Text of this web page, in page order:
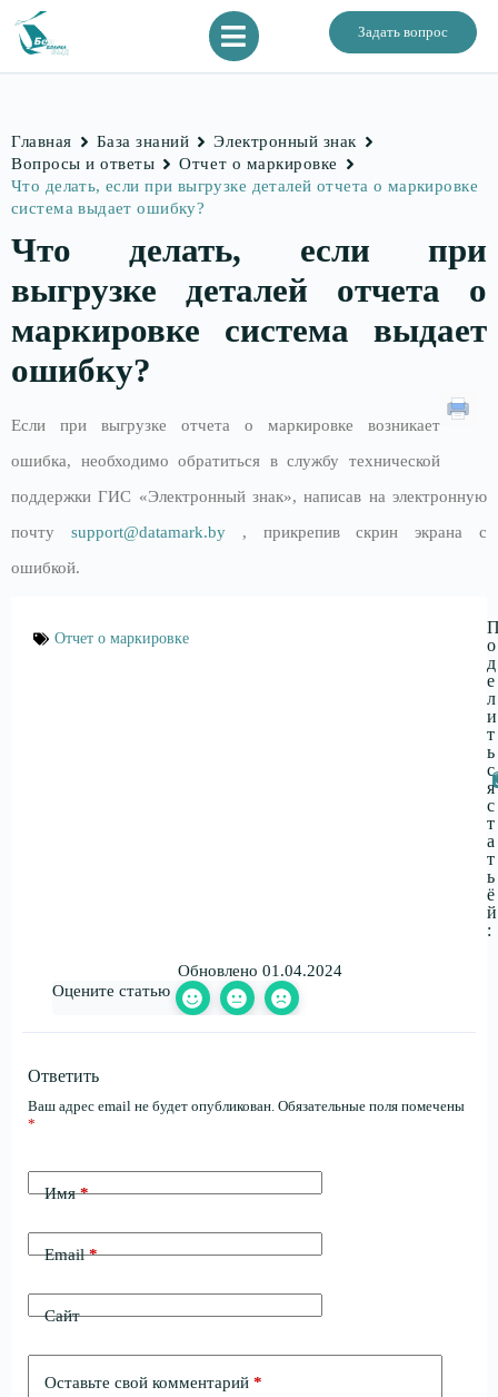
Задать вопрос
Главная База знаний
Электронный знак
Вопросы и ответы
Отчет о маркировке
Что делать, если при выгрузке деталей отчета о маркировке
система выдает ошибку?
Что делать, если при
выгрузке деталей отчета о
маркировке система выдает
ошибку?
Если при выгрузке отчета о маркировке возникает
ошибка, необходимо обратиться в службу технической
поддержки ГИС «Электронный знак», написав на электронную
почту support@datamark.by, прикрепив скрин экрана с
ошибкой.
Отчет о маркировке
о
д
е
л
и
т
ь
с
я
с
т
а
т
ь
ё
й
:
Обновлено 01.04.2024
Оцените статью
Ответить
Ваш адрес email не будет опубликован. Обязательные поля помечены
*
Имя*
Email*
Сайт
Оставьте свой комментарий *